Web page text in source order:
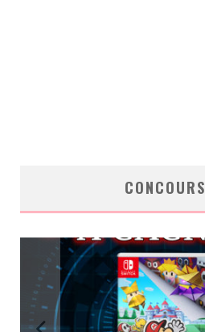
CONCOURS